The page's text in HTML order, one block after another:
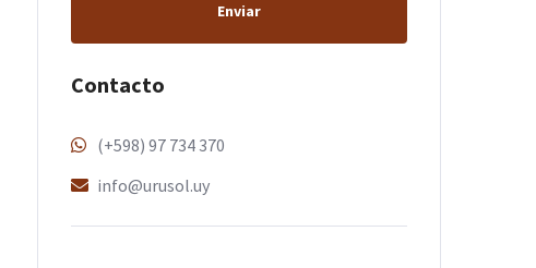
Enviar
Contacto
(+598) 97 734 370
info@urusol.uy